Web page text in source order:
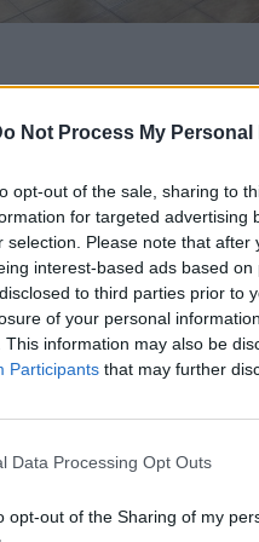
Not Process My
opt-out of the sale, sharing to
for targeted advertising
selection. Please note that
interest-based ads based
to third parties prior to
of your personal
This information may also be
Participants that may further
Data Processing Opt Outs
opt-out of the Sharing of my
τόσο θεωρητική όσο και